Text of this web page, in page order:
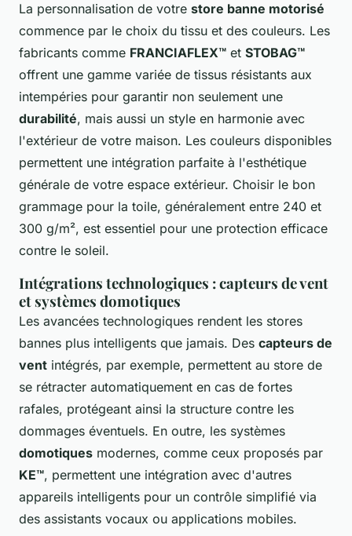
La personnalisation de votre store banne motorisé
commence par le choix du tissu et des couleurs. Les
fabricants comme FRANCIAFLEX™ et STOBAG™
offrent une gamme variée de tissus résistants aux
intempéries pour garantir non seulement une
durabilité, mais aussi un style en harmonie avec
l'extérieur de votre maison. Les couleurs disponibles
permettent une intégration parfaite à l'esthétique
générale de votre espace extérieur. Choisir le bon
grammage pour la toile, généralement entre 240 et
300 g/m², est essentiel pour une protection efficace
contre le soleil.
Intégrations technologiques : capteurs de vent
et systèmes domotiques
Les avancées technologiques rendent les stores
bannes plus intelligents que jamais. Des capteurs de
vent intégrés, par exemple, permettent au store de
se rétracter automatiquement en cas de fortes
rafales, protégeant ainsi la structure contre les
dommages éventuels. En outre, les systèmes
domotiques modernes, comme ceux proposés par
KE™, permettent une intégration avec d'autres
appareils intelligents pour un contrôle simplifié via
des assistants vocaux ou applications mobiles.